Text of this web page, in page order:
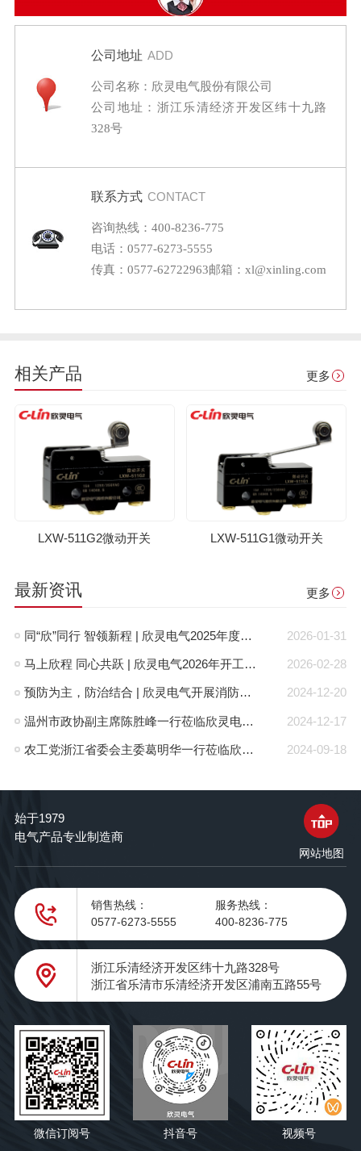
公司地址 ADD
公司名称：欣灵电气股份有限公司
公司地址：浙江乐清经济开发区纬十九路
328号
联系方式 CONTACT
咨询热线：400-8236-775
电话：0577-6273-5555
传真：0577-62722963邮箱：xl@xinling.com
相关产品 更多
LXW-511G2微动开关 LXW-511G1微动开关
最新资讯 更多
2026-01-31
同“欣”同行 智领新程 | 欣灵电气2025年度表彰总结大会暨新年酒会成功举办！
2026-02-28
马上欣程 同心共跃 | 欣灵电气2026年开工大吉！
2024-12-20
预防为主，防治结合 | 欣灵电气开展消防应急预案演练活动
2024-12-17
温州市政协副主席陈胜峰一行莅临欣灵电气调研指导
2024-09-18
农工党浙江省委会主委葛明华一行莅临欣灵电气考察调研
始于1979
电气产品专业制造商
网站地图
销售热线：
0577-6273-5555
服务热线：
400-8236-775
浙江乐清经济开发区纬十九路328号
浙江省乐清市乐清经济开发区浦南五路55号
微信订阅号 抖音号 视频号